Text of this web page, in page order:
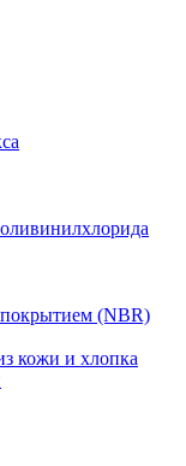
(NBR)
кожи и хлопка